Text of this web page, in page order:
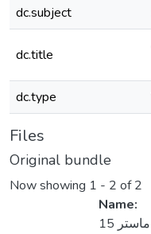
dc.subject
dc.title
dc.type
Files
Original bundle
Now showing 1 - 2 of 2
Name: